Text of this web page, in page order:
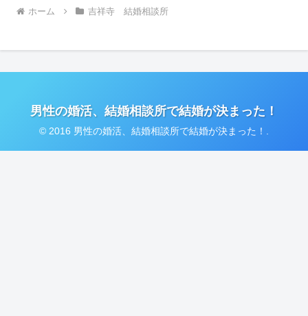
ホーム 吉祥寺 結婚相談所
男性の婚活、結婚相談所で結婚が決まった！
© 2016 男性の婚活、結婚相談所で結婚が決まった！.